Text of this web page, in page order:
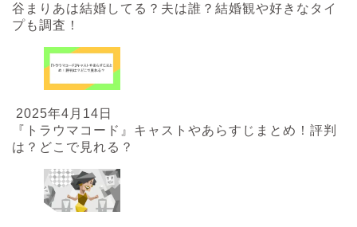
谷まりあは結婚してる？夫は誰？結婚観や好きなタイ
プも調査！
2025年4月14日
『トラウマコード』キャストやあらすじまとめ！評判
は？どこで見れる？